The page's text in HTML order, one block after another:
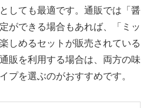
しても最適です。通販では「醤
ができる場合もあれば、「ミッ
しめるセットが販売されている
販を利用する場合は、両方の味
プを選ぶのがおすすめです。